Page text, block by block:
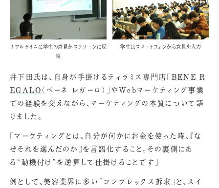
リアルタイムに学生の意見がスクリーンに反
映
学生はスマートフォンから意見を入力
井下田氏は、自身が手掛けるティラミス専門店「 BENE R
EGALO （ベーネ レガーロ）」やWebマーケティング事業
での経験を交えながら、マーケティングの本質について語
りました。
「マーケティングとは、自分が何かにお金を使った時、『な
ぜそれを選んだのか』を言語化すること。その裏側にあ
る“動機付け”を逆算して仕掛けることです」
例として、美容業界に多い「コンプレックス訴求」と、スイ